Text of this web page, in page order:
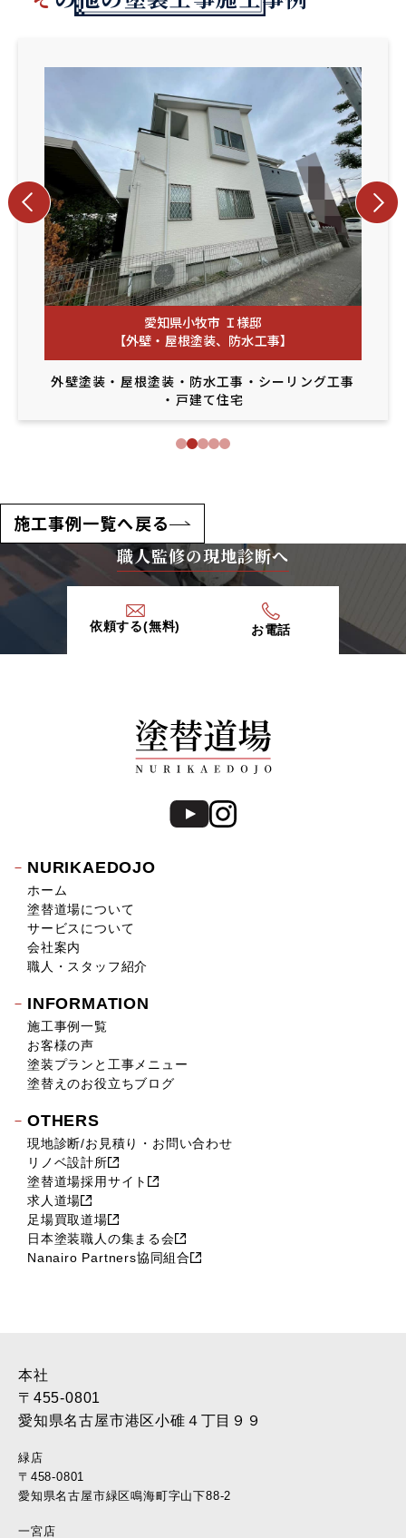
愛知県小牧市 Ｉ様邸
【外壁・屋根塗装、防水工事】
外壁塗装 ・ 屋根塗装 ・ 防水工事 ・ シーリング工事
・ 戸建て住宅
施工事例一覧へ戻る
職人監修の現地診断へ
依頼する(無料) お電話
NURIKAEDOJO
ホーム
塗替道場について
サービスについて
会社案内
職人・スタッフ紹介
INFORMATION
施工事例一覧
お客様の声
塗装プランと工事メニュー
塗替えのお役立ちブログ
OTHERS
現地診断/お見積り・お問い合わせ
リノベ設計所
塗替道場採用サイト
求人道場
足場買取道場
日本塗装職人の集まる会
Nanairo Partners協同組合
本社
〒455-0801
愛知県名古屋市港区小碓４丁目９９
緑店
〒458-0801
愛知県名古屋市緑区鳴海町字山下88-2
一宮店